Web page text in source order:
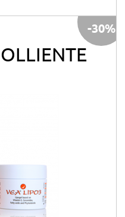
-30%